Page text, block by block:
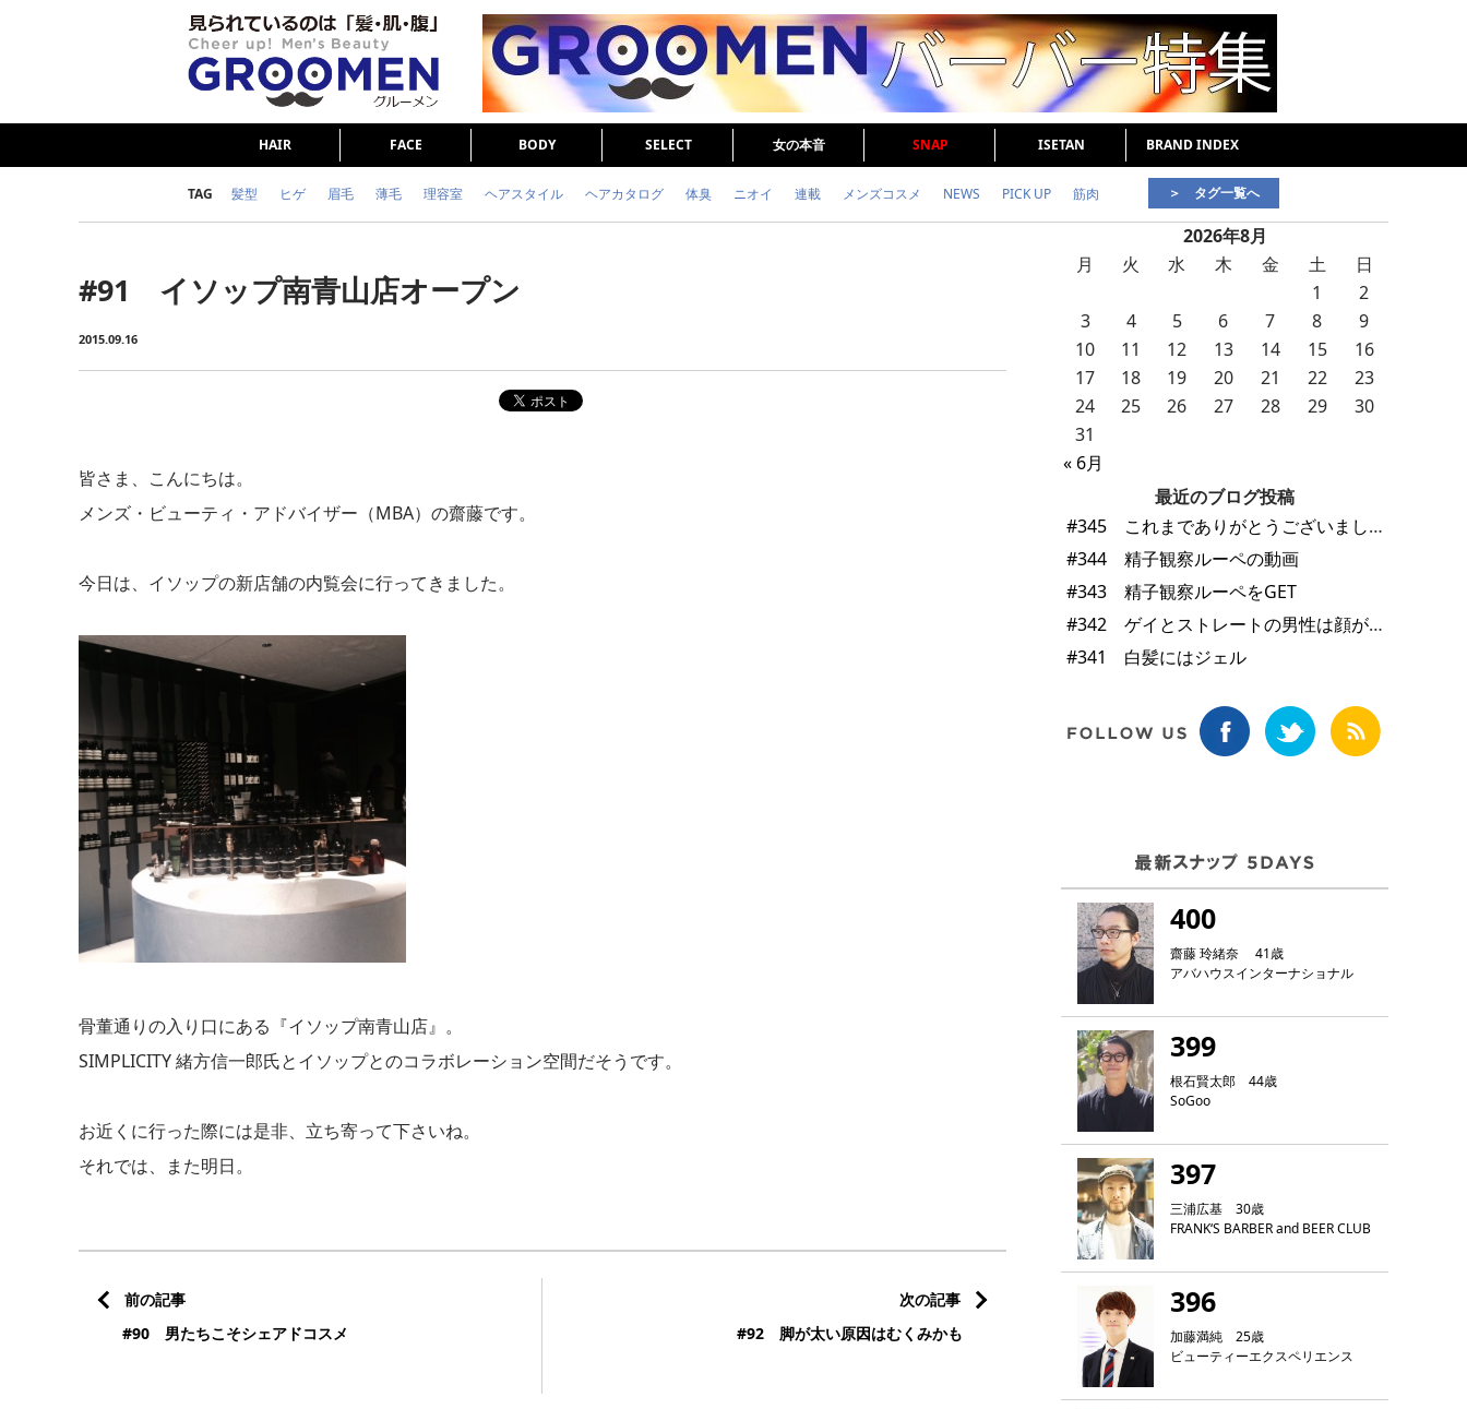
HAIR FACE BODY SELECT 女の本音 SNAP ISETAN BRAND INDEX
TAG 髪型 ヒゲ 眉毛 薄毛 理容室 ヘアスタイル ヘアカタログ 体臭 ニオイ 連載 メンズコスメ NEWS PICK UP 筋肉
ダイエット 理容室
＞ タグ一覧へ
#91 イソップ南青山店オープン
2015.09.16
皆さま、こんにちは。
メンズ・ビューティ・アドバイザー（MBA）の齋藤です。
今日は、イソップの新店舗の内覧会に行ってきました。
骨董通りの入り口にある『イソップ南青山店』。
SIMPLICITY 緒方信一郎氏とイソップとのコラボレーション空間だそうです。
お近くに行った際には是非、立ち寄って下さいね。
それでは、また明日。
前の記事
#90 男たちこそシェアドコスメ
次の記事
#92 脚が太い原因はむくみかも
2026年8月
月
火 水 木 金 土 日
« 6月
1
2
3
4 5 6 7 8
9
10
11 12 13 14 15
16
17
18 19 20 21 22
23
24
25 26 27 28 29
30
31
最近のブログ投稿
#345 これまでありがとうございました
#344 精子観察ルーペの動画
#343 精子観察ルーペをGET
#342 ゲイとストレートの男性は顔が違う
#341 白髪にはジェル
400
齋藤 玲緒奈 41歳
アバハウスインターナショナル
399
根石賢太郎 44歳
SoGoo
397
三浦広基 30歳
FRANK‘S BARBER and BEER CLUB
396
加藤満純 25歳
ビューティーエクスペリエンス